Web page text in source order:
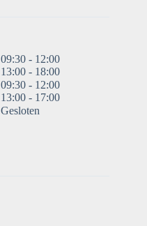
09:30 - 12:00
13:00 - 18:00
09:30 - 12:00
13:00 - 17:00
Gesloten